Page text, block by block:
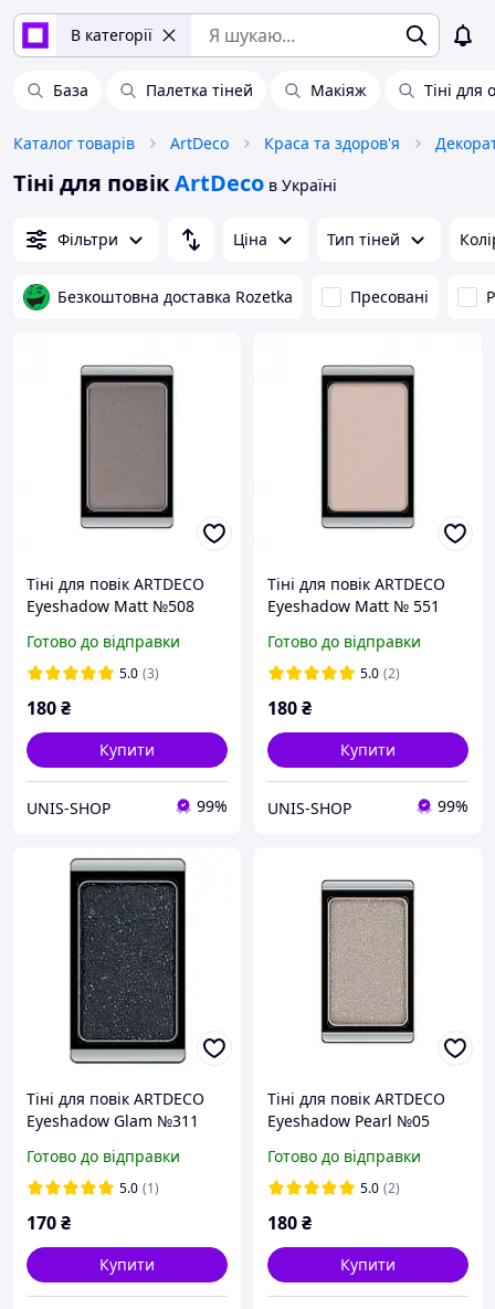
В категорії
База Палетка тіней Макіяж Тіні для
Каталог товарів ArtDeco Краса та здоров'я
Тіні для повікArtDeco в Україні
Фільтри Ціна Тип тіней
Безкоштовна доставка Rozetka Пресовані
Тіні для повік ARTDECO
Eyeshadow Matt №508
(4052136036794)
Готово до відправки
5.0 (3)
180₴
Купити
UNIS-SHOP 99%
Тіні для повік ARTDECO
Eyeshadow Matt № 551
(4019674305515)
Готово до відправки
5.0 (2)
180₴
Купити
UNIS-SHOP 99%
Тіні для повік ARTDECO
Eyeshadow Glam №311
(4019674303115)
Готово до відправки
5.0 (1)
170₴
Купити
Тіні для повік ARTDECO
Eyeshadow Pearl №05
(4019674030059)
Готово до відправки
5.0 (2)
180₴
Купити